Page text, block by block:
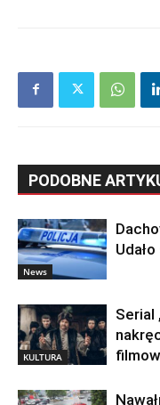
PODOBNE
News
KULTURA
Serial